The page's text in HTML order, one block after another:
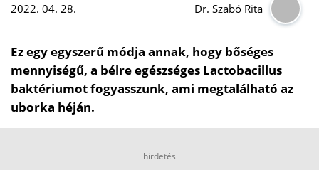
2022. 04. 28. Dr. Szabó Rita
Ez egy egyszerű módja annak, hogy bőséges
mennyiségű, a bélre egészséges Lactobacillus
baktériumot fogyasszunk, ami megtalálható az
uborka héján.
hirdetés